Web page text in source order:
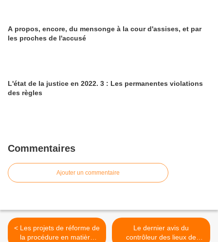
A propos, encore, du mensonge à la cour d'assises, et par
les proches de l'accusé
L'état de la justice en 2022. 3 : Les permanentes violations
des règles
Commentaires
Ajouter un commentaire
< Les projets de réforme de
la procédure en matière
Le dernier avis du
contrôleur des lieux de